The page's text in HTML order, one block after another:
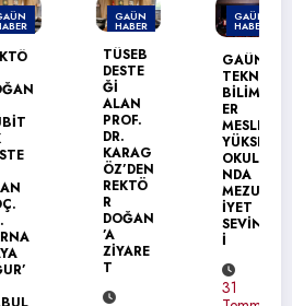
GAÜN
HABER
TÜSEB
DESTE
ALAN
PROF.
KARAG
ÖZ’DEN
REKTÖ
DOĞAN
ZİYARE
GAÜN
HABER
GAÜN
TEKNİK
BİLİML
MESLEK
YÜKSEK
OKULU’
MEZUN
SEVİNC